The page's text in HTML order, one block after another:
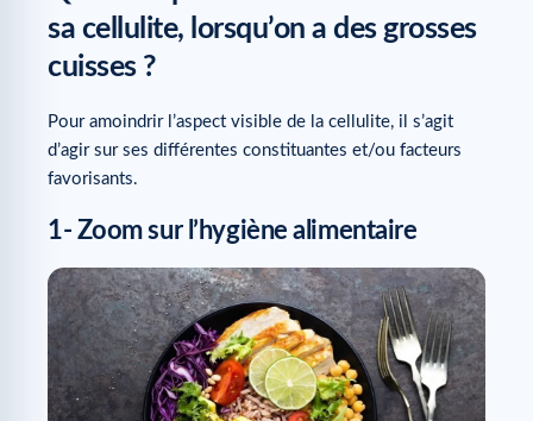
sa cellulite, lorsqu’on a des grosses
cuisses ?
Pour amoindrir l’aspect visible de la cellulite, il s’agit
d’agir sur ses différentes constituantes et/ou facteurs
favorisants.
1- Zoom sur l’hygiène alimentaire